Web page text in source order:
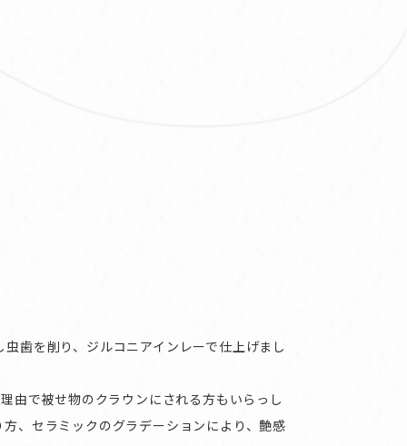
歯を削り、ジルコニアインレーで仕上げまし
由で被せ物のクラウンにされる方もいらっし
、セラミックのグラデーションにより、艶感